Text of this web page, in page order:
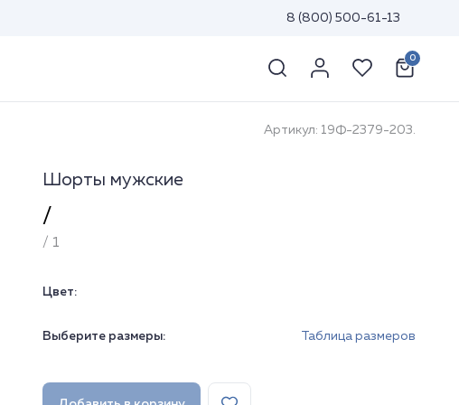
8 (800) 500-61-13
0
Артикул: 19Ф-2379-203.
Шорты мужские
/
/ 1
Цвет:
Выберите размеры: Таблица размеров